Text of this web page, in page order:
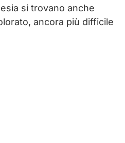
si trovano anche
ancora più difficile